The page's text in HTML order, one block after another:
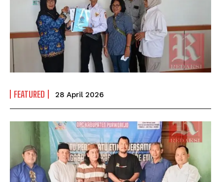
FEATURED 28 April 2026